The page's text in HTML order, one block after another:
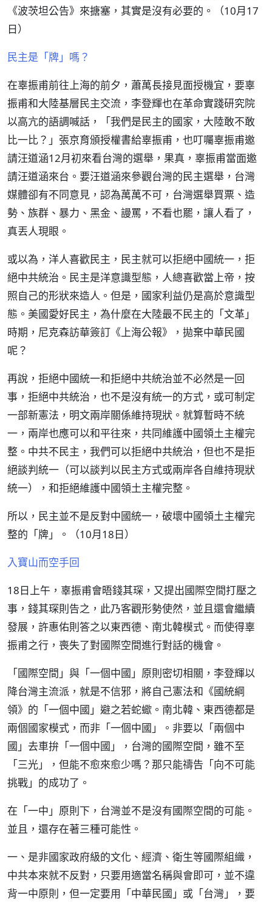
《波茨坦公告》來搪塞，其實是沒有必要的。（10月17
日）
民主是「牌」嗎？
在辜振甫前往上海的前夕，蕭萬長接見面授機宜，要辜
振甫和大陸基層民主交流，李登輝也在革命實踐研究院
以高亢的語調喊話，「我們是民主的國家，大陸敢不敢
比一比？」張京育頒授權書給辜振甫，也叮囑辜振甫邀
請汪道涵12月初來看台灣的選舉，果真，辜振甫當面邀
請汪道涵來台。要汪道涵來參觀台灣的民主選舉，台灣
媒體卻有不同意見，認為萬萬不可，台灣選舉買票、造
勢、族群、暴力、黑金、謾罵，不看也罷，讓人看了，
真丟人現眼。
或以為，洋人喜歡民主，民主就可以拒絕中國統一，拒
絕中共統治。民主是洋意識型態，人總喜歡當上帝，按
照自己的形狀來造人。但是，國家利益仍是高於意識型
態。美國愛好民主，為什麼在大陸最不民主的「文革」
時期，尼克森訪華簽訂《上海公報》，拋棄中華民國
呢？
再說，拒絕中國統一和拒絕中共統治並不必然是一回
事，拒絕中共統治，也不是沒有統一的方式，或可制定
一部新憲法，明文兩岸關係維持現狀。就算暫時不統
一，兩岸也應可以和平往來，共同維護中國領土主權完
整。中共不民主，我們可以拒絕中共統治，但也不是拒
絕談判統一（可以談判以民主方式或兩岸各自維持現狀
統一），和拒絕維護中國領土主權完整。
所以，民主並不是反對中國統一，破壞中國領土主權完
整的「牌」。（10月18日）
入寶山而空手回
18日上午，辜振甫會晤錢其琛，又提出國際空間打壓之
事，錢其琛則告之，此乃客觀形勢使然，並且還會繼續
發展，許惠佑則答之以東西德、南北韓模式。而使得辜
振甫之行，喪失了對國際空間進行對話的機會。
「國際空間」與「一個中國」原則密切相關，李登輝以
降台灣主流派，就是不信邪，將自己憲法和《國統綱
領》的「一個中國」避之若蛇蠍。南北韓、東西德都是
兩個國家模式，而非「一個中國」。非要以「兩個中
國」去車拚「一個中國」，台灣的國際空間，雖不至
「三光」，但能不愈來愈少嗎？那只能禱告「向不可能
挑戰」的成功了。
在「一中」原則下，台灣並不是沒有國際空間的可能。
並且，還存在著三種可能性。
一、是非國家政府級的文化、經濟、衛生等國際組織，
中共本來就不反對，只要用適當名稱與會即可，並不違
背一中原則，但一定要用「中華民國」或「台灣」，要